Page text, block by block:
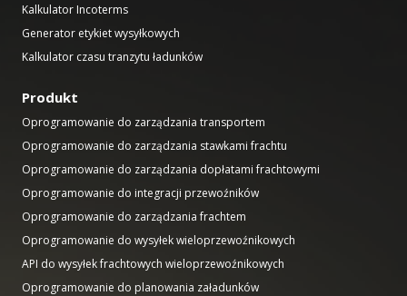
Kalkulator Incoterms
Generator etykiet wysyłkowych
Kalkulator czasu tranzytu ładunków
Produkt
Oprogramowanie do zarządzania transportem
Oprogramowanie do zarządzania stawkami frachtu
Oprogramowanie do zarządzania dopłatami frachtowymi
Oprogramowanie do integracji przewoźników
Oprogramowanie do zarządzania frachtem
Oprogramowanie do wysyłek wieloprzewoźnikowych
API do wysyłek frachtowych wieloprzewoźnikowych
Oprogramowanie do planowania załadunków